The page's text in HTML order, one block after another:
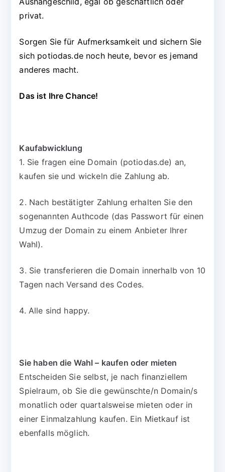
privat.
Sorgen Sie für Aufmerksamkeit und sichern Sie
sich potiodas.de noch heute, bevor es jemand
anderes macht.
Das ist Ihre Chance!
Kaufabwicklung
1. Sie fragen eine Domain (potiodas.de) an,
kaufen sie und wickeln die Zahlung ab.
2. Nach bestätigter Zahlung erhalten Sie den
sogenannten Authcode (das Passwort für einen
Umzug der Domain zu einem Anbieter Ihrer
Wahl).
3. Sie transferieren die Domain innerhalb von 10
Tagen nach Versand des Codes.
4. Alle sind happy.
Sie haben die Wahl – kaufen oder mieten
Entscheiden Sie selbst, je nach finanziellem
Spielraum, ob Sie die gewünschte/n Domain/s
monatlich oder quartalsweise mieten oder in
einer Einmalzahlung kaufen. Ein Mietkauf ist
ebenfalls möglich.